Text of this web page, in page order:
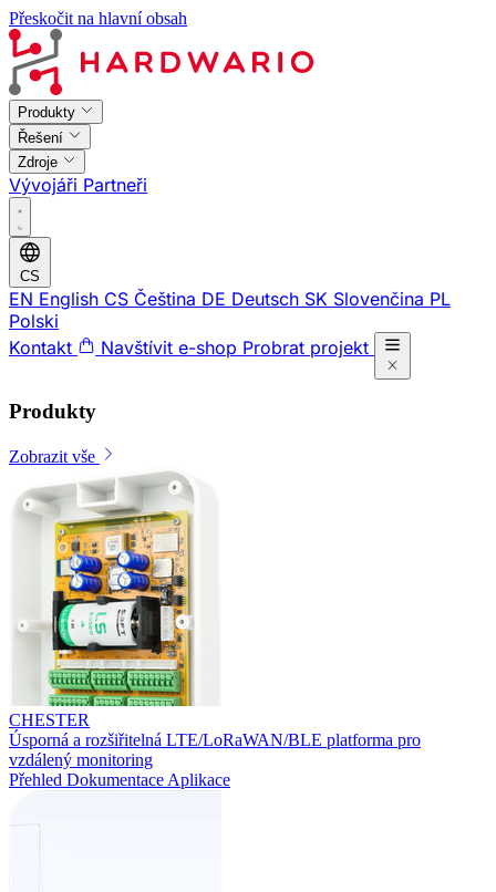
Přeskočit na hlavní obsah
Produkty
Řešení
Zdroje
Vývojáři Partneři
CS
EN English CS Čeština DE Deutsch SK Slovenčina PL
Polski
Kontakt
Navštívit e-shop Probrat projekt
Produkty
Zobrazit vše
CHESTER
Úsporná a rozšiřitelná LTE/LoRaWAN/BLE platforma pro
vzdálený monitoring
Přehled Dokumentace Aplikace